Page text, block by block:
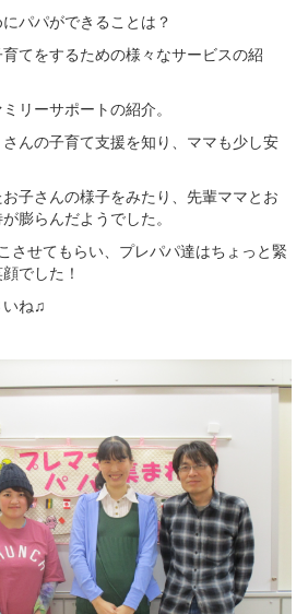
パパができることは？
てをするための様々なサービスの紹
リーサポートの紹介。
んの子育て支援を知り、ママも少し安
子さんの様子をみたり、先輩ママとお
膨らんだようでした。
させてもらい、プレパパ達はちょっと緊
でした！
いね♫